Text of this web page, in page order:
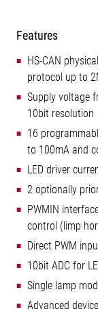
Features
HS-CAN
protocol up to
Supply voltage
10bit resolution
16
to 100mA and
LED driver
2 optionally
PWMIN
control (limp
Direct PWM
10bit ADC for
Single lamp
Advanced